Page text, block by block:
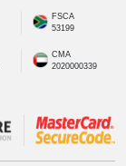
FSCA
53199
CMA
2020000339